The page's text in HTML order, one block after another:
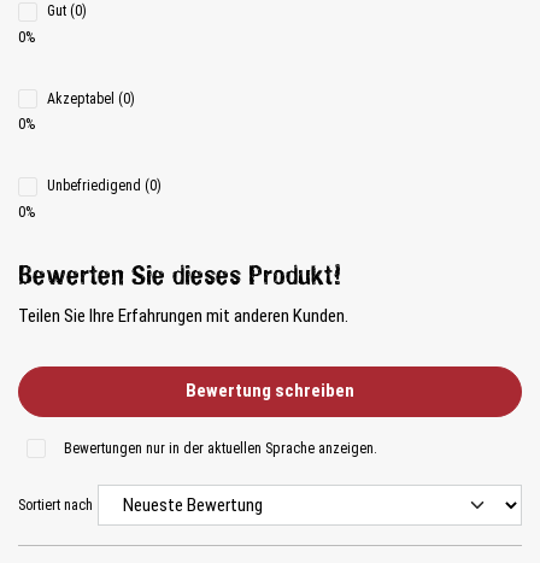
Gut (0)
0%
Akzeptabel (0)
0%
Unbefriedigend (0)
0%
Bewerten Sie dieses Produkt!
Teilen Sie Ihre Erfahrungen mit anderen Kunden.
Bewertung schreiben
Bewertungen nur in der aktuellen Sprache anzeigen.
Sortiert nach